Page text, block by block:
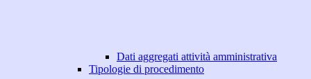
Dati aggregati attività amministrativa
Tipologie di procedimento